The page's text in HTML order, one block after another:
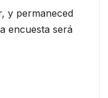
y permaneced
encuesta será